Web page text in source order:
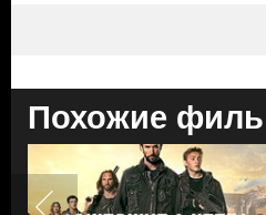
Похожие